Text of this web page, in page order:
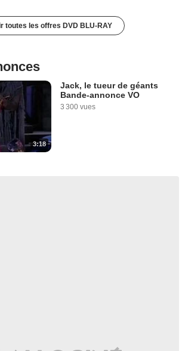
toutes les offres DVD BLU-RAY
3:18
Jack, le tueur de géants
Bande-annonce VO
3 300 vues